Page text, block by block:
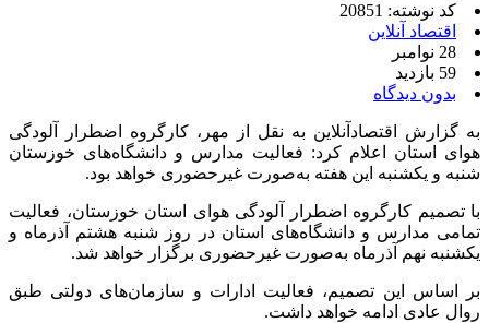
کد نوشته: 20851
اقتصاد آنلاین
28 نوامبر
59 بازدید
بدون دیدگاه
به گزارش اقتصادآنلاین به نقل از مهر، کارگروه اضطرار آلودگی
هوای استان اعلام کرد: فعالیت مدارس و دانشگاه‌های خوزستان
شنبه و یکشنبه این هفته به‌صورت غیرحضوری خواهد بود.
با تصمیم کارگروه اضطرار آلودگی هوای استان خوزستان، فعالیت
تمامی مدارس و دانشگاه‌های استان در روز شنبه هشتم آذرماه و
یکشنبه نهم آذرماه به‌صورت غیرحضوری برگزار خواهد شد.
بر اساس این تصمیم، فعالیت ادارات و سازمان‌های دولتی طبق
روال عادی ادامه خواهد داشت.